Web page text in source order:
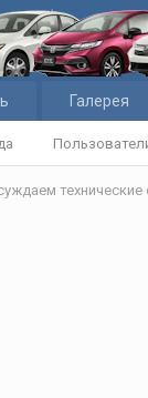
Галерея
технические